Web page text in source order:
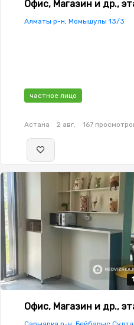
Офис, Магазин и др.,
Алматы р-н, Момышулы 13/3
частное лицо
Астана 2 авг. 167
Офис, Магазин и др.,